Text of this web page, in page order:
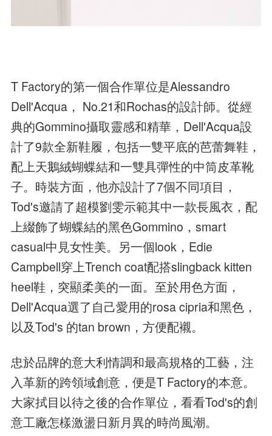
T Factory的第一個合作單位是Alessandro
Dell'Acqua， No.21和Rochas的設計師。從經
典的Gommino攝取靈感和精華，Dell'Acqua設
計了9款全新鞋履，包括一雙平底的芭蕾舞鞋，
配上天鵝絨蝴蝶結和一雙具彈性的中筒皮革靴
子。時裝方面，他亦設計了7個不同項目，
Tod's邀請了超模劉雯示範其中一款長風衣，配
上綴飾了蝴蝶結的黑色Gommino，smart
casual中見女性美。另一個look，Edie
Campbell穿上Trench coat配搭slingback kitten
heel鞋，突顯柔美的一面。至於用色方面，
Dell'Acqua選了自己愛用的rosa cipria和黑色，
以及Tod's 的tan brown，方便配襯。
忠於品牌的意大利情調和最高規格的工藝，注
入革新的跨領域創意，便是T Factory的本意。
大家拭目以待之後的合作單位，看看Tod's的創
意工廠怎樣激盪日新月異的時尚風潮。